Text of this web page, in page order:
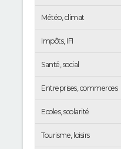
Météo, climat
Impôts, IFI
Santé, social
Entreprises, commerces
Ecoles, scolarité
Tourisme, loisirs